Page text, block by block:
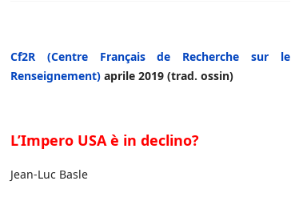
Cf2R (Centre Français de Recherche sur le
Renseignement) aprile 2019 (trad. ossin)
L’Impero USA è in declino?
Jean-Luc Basle